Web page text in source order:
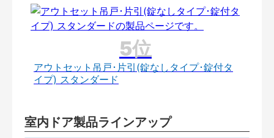
アウトセット吊戸･片引(錠なしタイプ･錠付タ
イプ) スタンダード
室内ドア製品ラインアップ